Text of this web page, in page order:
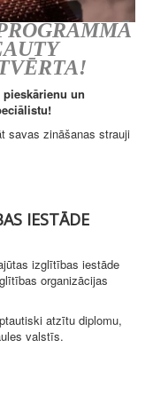
un
savas zināšanas strauji
IESTĀDE
izglītības iestāde
organizācijas
atzītu diplomu,
valstīs.